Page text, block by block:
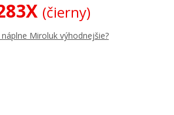
(čierny)
Miroluk výhodnejšie?